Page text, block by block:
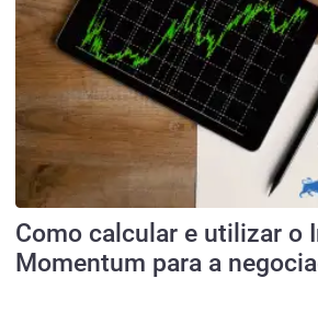
Como calcular e utilizar o
Momentum para a